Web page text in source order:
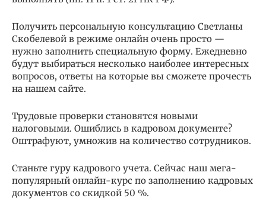
Получить персональную консультацию Светланы
Скобелевой в режиме онлайн очень просто —
нужно заполнить специальную форму. Ежедневно
будут выбираться несколько наиболее интересных
вопросов, ответы на которые вы сможете прочесть
на нашем сайте.
Трудовые проверки становятся новыми
налоговыми. Ошиблись в кадровом документе?
Оштрафуют, умножив на количество сотрудников.
Станьте гуру кадрового учета. Сейчас наш мега-
популярный онлайн-курс по заполнению кадровых
документов со скидкой 50 %.